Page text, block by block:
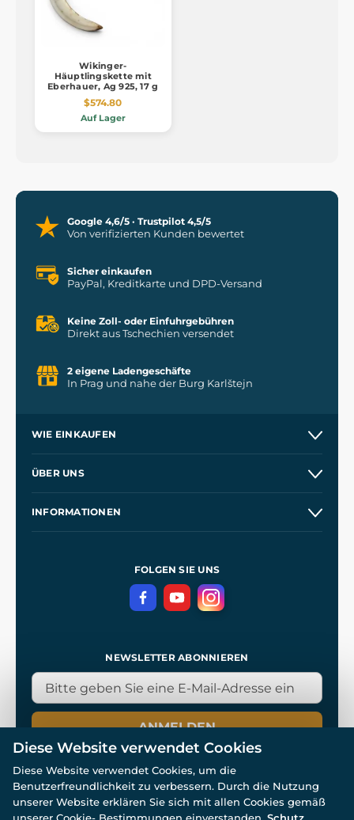
Wikinger-
Häuptlingskette mit
Eberhauer, Ag 925, 17 g
$574.80
Auf Lager
Google 4,6/5 · Trustpilot 4,5/5
Von verifizierten Kunden bewertet
Sicher einkaufen
PayPal, Kreditkarte und DPD-Versand
Keine Zoll- oder Einfuhrgebühren
Direkt aus Tschechien versendet
2 eigene Ladengeschäfte
In Prag und nahe der Burg Karlštejn
WIE EINKAUFEN
Kontakt
ÜBER UNS
INFORMATIONEN
DatenschutzerklärungFOLGEN SIE UNS
NEWSLETTER ABONNIEREN
ANMELDEN
Diese Website verwendet Cookies
Diese Website verwendet Cookies, um die
Benutzerfreundlichkeit zu verbessern. Durch die Nutzung
unserer Website erklären Sie sich mit allen Cookies gemäß